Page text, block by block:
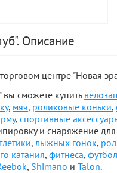
Описание
центре "Новая
вы сможете купить
, мяч, роликовые коньки,
, спортивные
и снаряжение для
, лыжных гонок,
катания, фитнеса,
, Shimano и Talon.